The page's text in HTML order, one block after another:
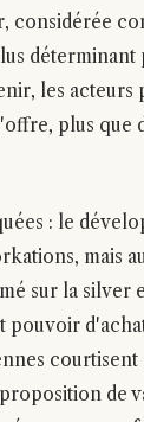
considérée
déterminant
les acteurs
plus que
: le
mais
sur la silver
pouvoir
courtisent
de